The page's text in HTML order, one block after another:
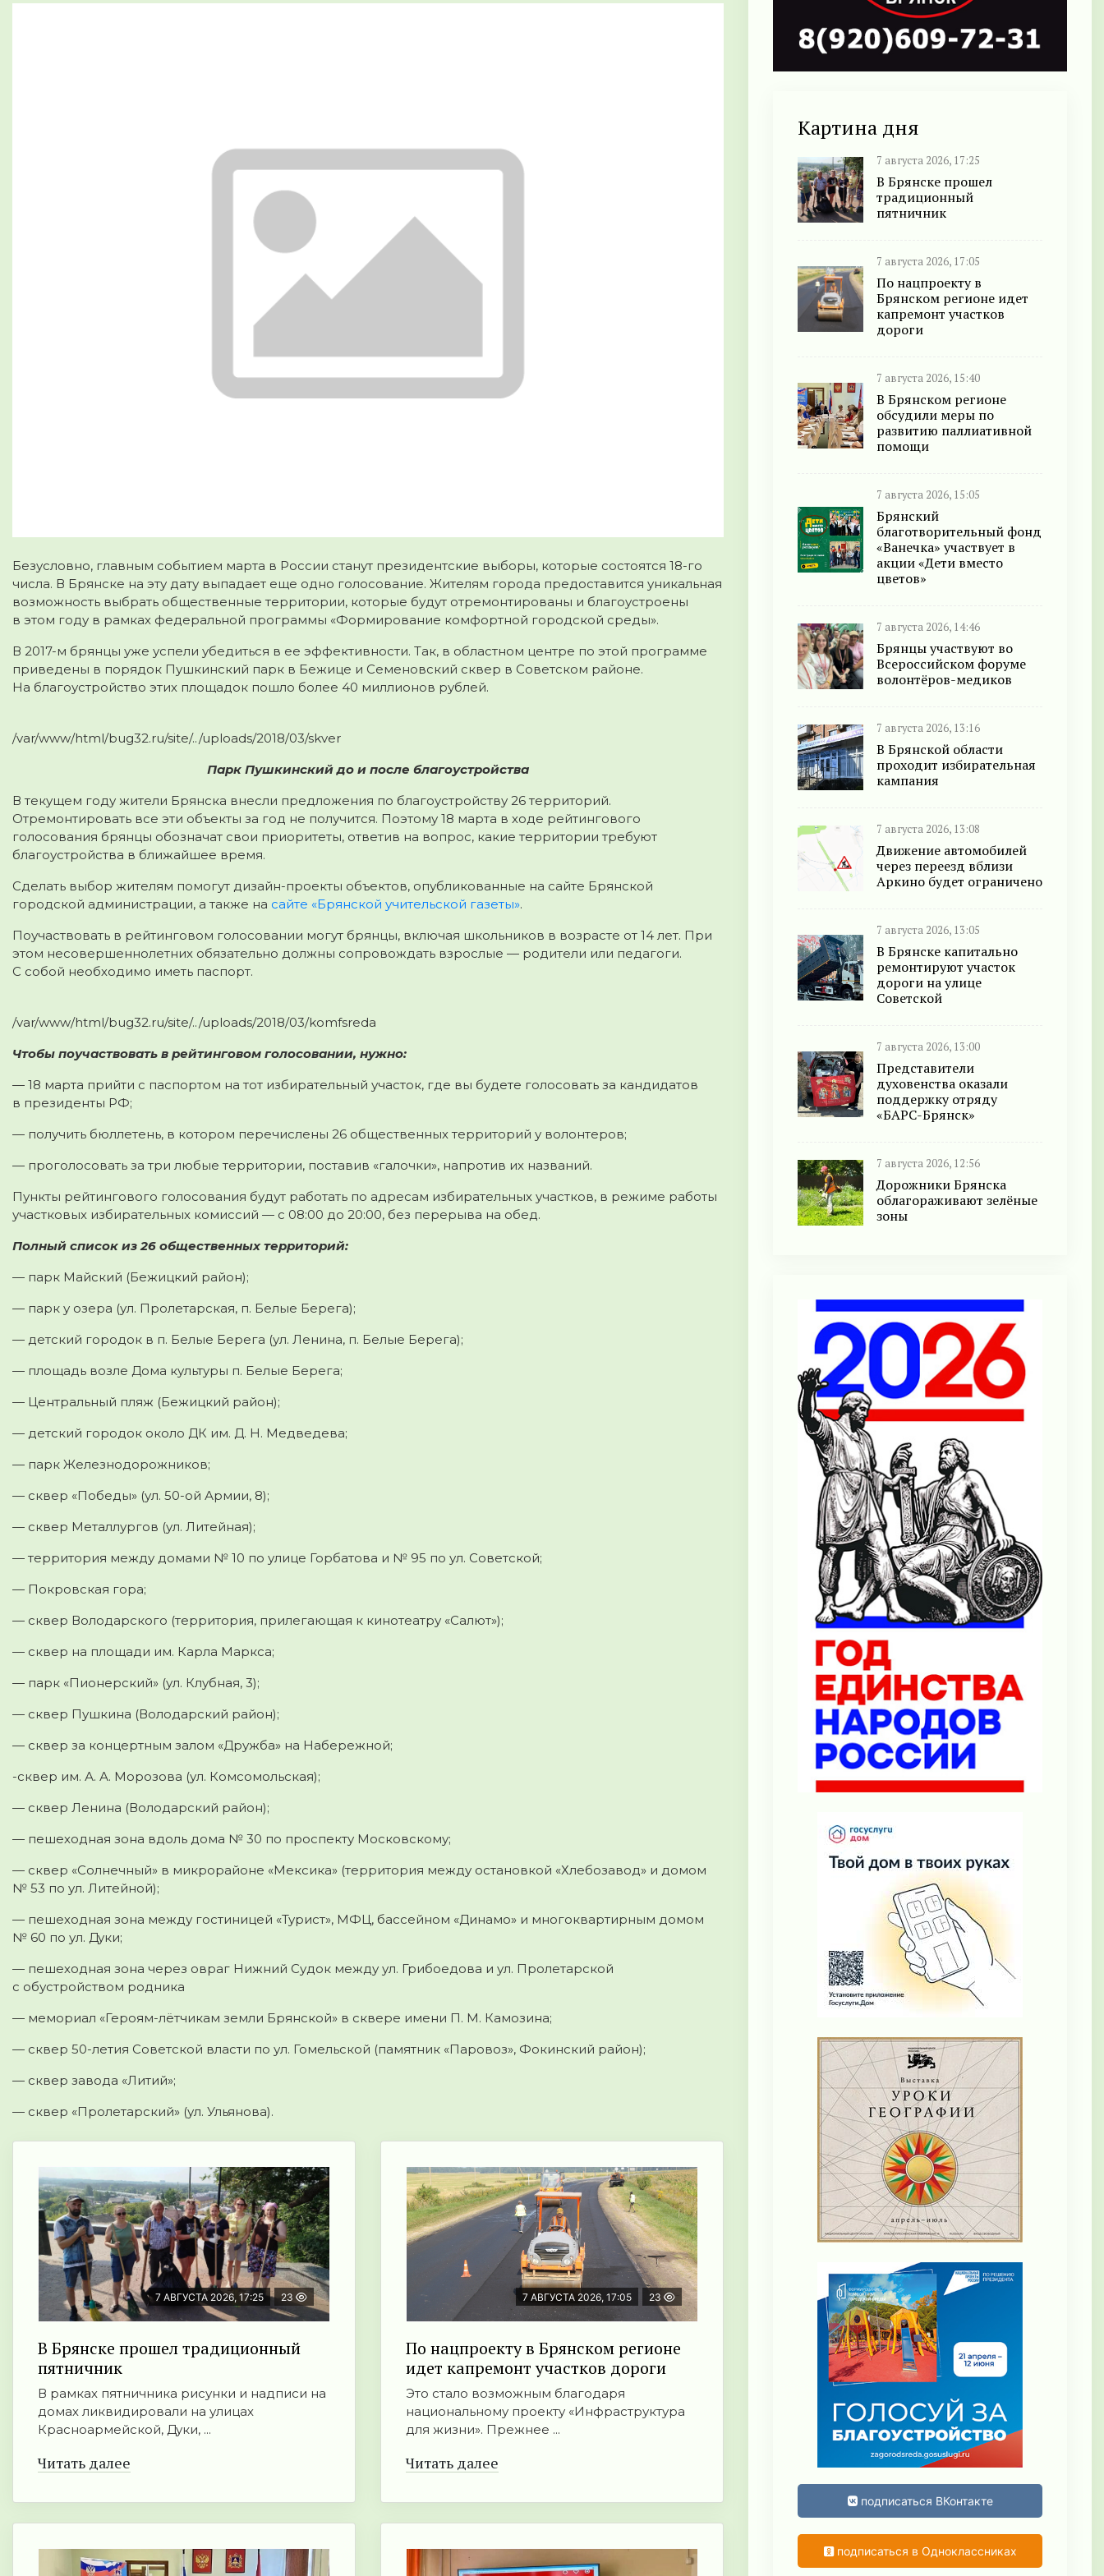
Безусловно, главным событием марта в России станут президентские выборы, которые состоятся 18-го
числа. В Брянске на эту дату выпадает еще одно голосование. Жителям города предоставится уникальная
возможность выбрать общественные территории, которые будут отремонтированы и благоустроены
в этом году в рамках федеральной программы «Формирование комфортной городской среды».
В 2017-м брянцы уже успели убедиться в ее эффективности. Так, в областном центре по этой программе
приведены в порядок Пушкинский парк в Бежице и Семеновский сквер в Советском районе.
На благоустройство этих площадок пошло более 40 миллионов рублей.
/var/www/html/bug32.ru/site/../uploads/2018/03/skver
Парк Пушкинский до и после благоустройства
В текущем году жители Брянска внесли предложения по благоустройству 26 территорий.
Отремонтировать все эти объекты за год не получится. Поэтому 18 марта в ходе рейтингового
голосования брянцы обозначат свои приоритеты, ответив на вопрос, какие территории требуют
благоустройства в ближайшее время.
Сделать выбор жителям помогут дизайн-проекты объектов, опубликованные на сайте Брянской
городской администрации, а также на сайте «Брянской учительской газеты».
Поучаствовать в рейтинговом голосовании могут брянцы, включая школьников в возрасте от 14 лет. При
этом несовершеннолетних обязательно должны сопровождать взрослые — родители или педагоги.
С собой необходимо иметь паспорт.
/var/www/html/bug32.ru/site/../uploads/2018/03/komfsreda
Чтобы поучаствовать в рейтинговом голосовании, нужно:
— 18 марта прийти с паспортом на тот избирательный участок, где вы будете голосовать за кандидатов
в президенты РФ;
— получить бюллетень, в котором перечислены 26 общественных территорий у волонтеров;
— проголосовать за три любые территории, поставив «галочки», напротив их названий.
Пункты рейтингового голосования будут работать по адресам избирательных участков, в режиме работы
участковых избирательных комиссий — с 08:00 до 20:00, без перерыва на обед.
Полный список из 26 общественных территорий:
— парк Майский (Бежицкий район);
— парк у озера (ул. Пролетарская, п. Белые Берега);
— детский городок в п. Белые Берега (ул. Ленина, п. Белые Берега);
— площадь возле Дома культуры п. Белые Берега;
— Центральный пляж (Бежицкий район);
— детский городок около ДК им. Д. Н. Медведева;
— парк Железнодорожников;
— сквер «Победы» (ул. 50-ой Армии, 8);
— сквер Металлургов (ул. Литейная);
— территория между домами № 10 по улице Горбатова и № 95 по ул. Советской;
— Покровская гора;
— сквер Володарского (территория, прилегающая к кинотеатру «Салют»);
— сквер на площади им. Карла Маркса;
— парк «Пионерский» (ул. Клубная, 3);
— сквер Пушкина (Володарский район);
— сквер за концертным залом «Дружба» на Набережной;
-сквер им. А. А. Морозова (ул. Комсомольская);
— сквер Ленина (Володарский район);
— пешеходная зона вдоль дома № 30 по проспекту Московскому;
— сквер «Солнечный» в микрорайоне «Мексика» (территория между остановкой «Хлебозавод» и домом
№ 53 по ул. Литейной);
— пешеходная зона между гостиницей «Турист», МФЦ, бассейном «Динамо» и многоквартирным домом
№ 60 по ул. Дуки;
— пешеходная зона через овраг Нижний Судок между ул. Грибоедова и ул. Пролетарской
с обустройством родника
— мемориал «Героям-лётчикам земли Брянской» в сквере имени П. М. Камозина;
— сквер 50-летия Советской власти по ул. Гомельской (памятник «Паровоз», Фокинский район);
— сквер завода «Литий»;
— сквер «Пролетарский» (ул. Ульянова).
7 АВГУСТА 2026, 17:25 23
В Брянске прошел традиционный
пятничник
В рамках пятничника рисунки и надписи на
домах ликвидировали на улицах
Красноармейской, Дуки, ...
Читать далее
7 АВГУСТА 2026, 17:05 23
По нацпроекту в Брянском регионе
идет капремонт участков дороги
Это стало возможным благодаря
национальному проекту «Инфраструктура
для жизни». Прежнее ...
Читать далее
Картина дня
7 августа 2026, 17:25
В Брянске прошел
традиционный
пятничник
7 августа 2026, 17:05
По нацпроекту в
Брянском регионе идет
капремонт участков
дороги
7 августа 2026, 15:40
В Брянском регионе
обсудили меры по
развитию паллиативной
помощи
7 августа 2026, 15:05
Брянский
благотворительный фонд
«Ванечка» участвует в
акции «Дети вместо
цветов»
7 августа 2026, 14:46
Брянцы участвуют во
Всероссийском форуме
волонтёров-медиков
7 августа 2026, 13:16
В Брянской области
проходит избирательная
кампания
7 августа 2026, 13:08
Движение автомобилей
через переезд вблизи
Аркино будет ограничено
7 августа 2026, 13:05
В Брянске капитально
ремонтируют участок
дороги на улице
Советской
7 августа 2026, 13:00
Представители
духовенства оказали
поддержку отряду
«БАРС-Брянск»
7 августа 2026, 12:56
Дорожники Брянска
облагораживают зелёные
зоны
подписаться ВКонтакте
подписаться в Одноклассниках